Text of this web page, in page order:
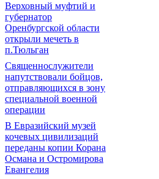
Верховный муфтий и
губернатор
Оренбургской области
открыли мечеть в
п.Тюльган
Священнослужители
напутствовали бойцов,
отправляющихся в зону
специальной военной
операции
В Евразийский музей
кочевых цивилизаций
переданы копии Корана
Османа и Остромирова
Евангелия